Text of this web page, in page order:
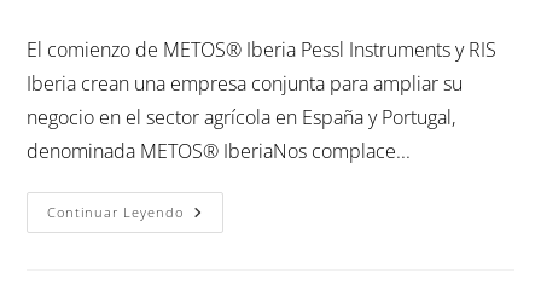
El comienzo de METOS® Iberia Pessl Instruments y RIS
Iberia crean una empresa conjunta para ampliar su
negocio en el sector agrícola en España y Portugal,
denominada METOS® IberiaNos complace...
Continuar Leyendo